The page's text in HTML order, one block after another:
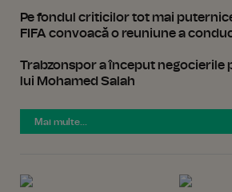
Pe fondul criticilor tot mai
FIFA convoacă o reuniune a
Trabzonspor a început negocierile
lui Mohamed Salah
Mai multe...